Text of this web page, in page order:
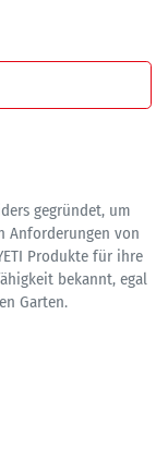
gegründet, um
Anforderungen von
Produkte für ihre
bekannt, egal
Garten.